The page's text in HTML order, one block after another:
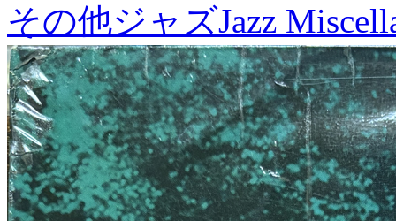
その他ジャズJazz